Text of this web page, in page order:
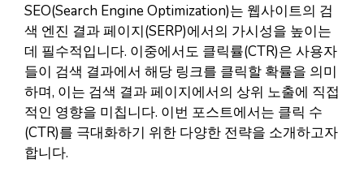
SEO(Search Engine Optimization)는 웹사이트의 검
색 엔진 결과 페이지(SERP)에서의 가시성을 높이는
데 필수적입니다. 이중에서도 클릭률(CTR)은 사용자
들이 검색 결과에서 해당 링크를 클릭할 확률을 의미
하며, 이는 검색 결과 페이지에서의 상위 노출에 직접
적인 영향을 미칩니다. 이번 포스트에서는 클릭 수
(CTR)를 극대화하기 위한 다양한 전략을 소개하고자
합니다.